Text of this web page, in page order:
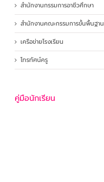
สำนักงานกรรมการอาชีวศึกษา
สำนักงานคณะกรรมการขั้นพื้นฐาน
เครือข่ายโรงเรียน
โทรทัศน์ครู
คู่มือนักเรียน